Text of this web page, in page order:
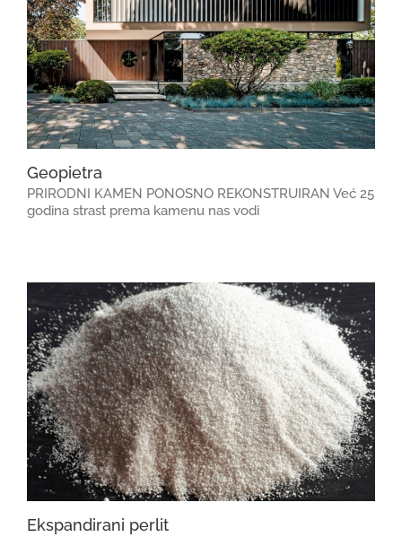
Geopietra
PRIRODNI KAMEN PONOSNO REKONSTRUIRAN Već 25
godina strast prema kamenu nas vodi
Ekspandirani perlit